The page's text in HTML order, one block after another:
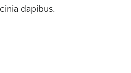
dapibus.